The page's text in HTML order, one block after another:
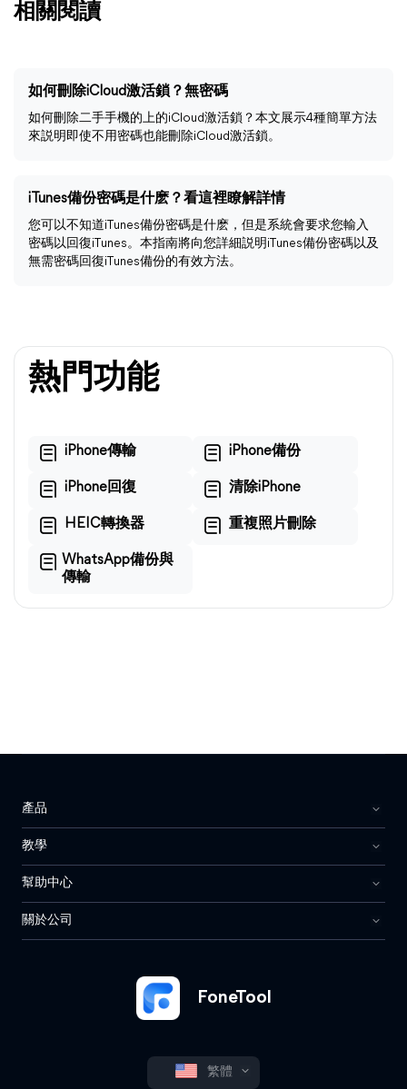
相關閱讀
如何刪除iCloud激活鎖？無密碼
如何刪除二手手機的上的iCloud激活鎖？本文展示4種簡單方法
來説明即使不用密碼也能刪除iCloud激活鎖。
iTunes備份密碼是什麽？看這裡瞭解詳情
您可以不知道iTunes備份密碼是什麽，但是系統會要求您輸入
密碼以回復iTunes。本指南將向您詳細説明iTunes備份密碼以及
無需密碼回復iTunes備份的有效方法。
熱門功能
iPhone傳輸 iPhone備份
iPhone回復 清除iPhone
HEIC轉換器 重複照片刪除
WhatsApp備份與
傳輸
FoneTool
繁體
產品
教學
幫助中心
關於公司